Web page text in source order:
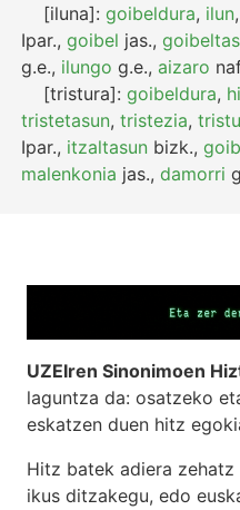
[iluna]:goibeldura, ilun,
Ipar.,goibel jas.,
g.e., ilungo g.e.,aizaro
[tristura]:goibeldura,
tristetasun,tristezia,
Ipar., itzaltasun bizk.,
malenkonia jas.,damorri
UZEIren Sinonimoen
laguntza da: osatzeko
eskatzen duen hitz
Hitz batek adiera
ikus ditzakegu, edo